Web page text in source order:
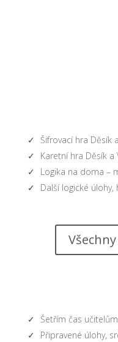
Šifrovací hra Děsík
Karetní hra Děsík a
Logika na doma –
Další logické úlohy,
Šetřím čas
Připravené úlohy,